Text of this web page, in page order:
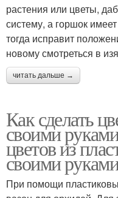
растения или цветы,
систему, а горшок
тогда исправит
новому смотреться в
читать дальше →
Как сделать
своими
цветов из
своими
При помощи